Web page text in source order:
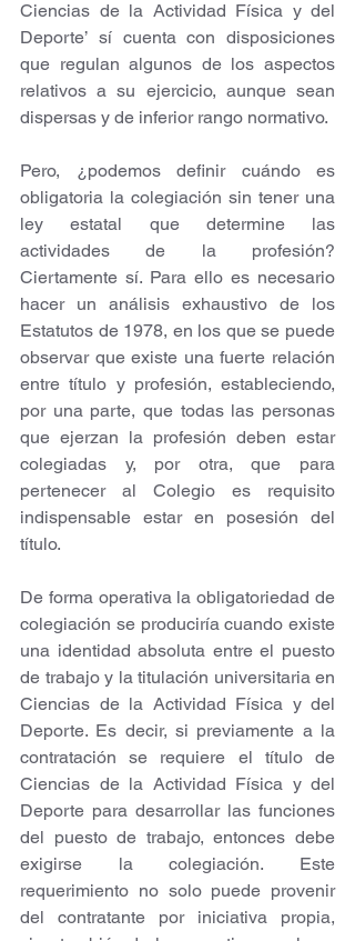
Ciencias de la Actividad Física y del
Deporte’ sí cuenta con disposiciones
que regulan algunos de los aspectos
relativos a su ejercicio, aunque sean
dispersas y de inferior rango normativo.
Pero, ¿podemos definir cuándo es
obligatoria la colegiación sin tener una
ley estatal que determine las
actividades de la profesión?
Ciertamente sí. Para ello es necesario
hacer un análisis exhaustivo de los
Estatutos de 1978, en los que se puede
observar que existe una fuerte relación
entre título y profesión, estableciendo,
por una parte, que todas las personas
que ejerzan la profesión deben estar
colegiadas y, por otra, que para
pertenecer al Colegio es requisito
indispensable estar en posesión del
título.
De forma operativa la obligatoriedad de
colegiación se produciría cuando existe
una identidad absoluta entre el puesto
de trabajo y la titulación universitaria en
Ciencias de la Actividad Física y del
Deporte. Es decir, si previamente a la
contratación se requiere el título de
Ciencias de la Actividad Física y del
Deporte para desarrollar las funciones
del puesto de trabajo, entonces debe
exigirse la colegiación. Este
requerimiento no solo puede provenir
del contratante por iniciativa propia,